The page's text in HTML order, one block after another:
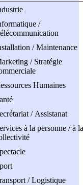
/
/ Maintenance
/ Stratégie
Humaines
/ Assistanat
à la personne / à la
/ Logistique